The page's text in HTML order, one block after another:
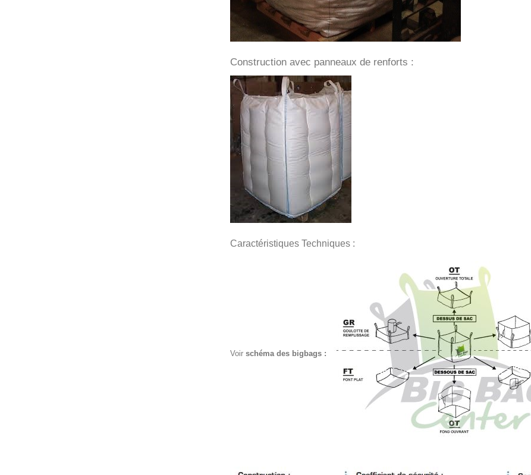
Construction avec panneaux de renforts :
Caractéristiques Techniques :
Voir schéma des bigbags :